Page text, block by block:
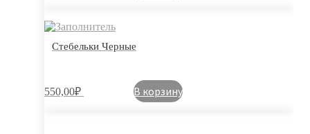
Стебельки Черные
550,00₽ В корзину